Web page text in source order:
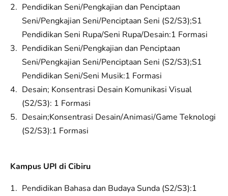
Pendidikan Seni/Pengkajian dan Penciptaan
Seni/Pengkajian Seni/Penciptaan Seni (S2/S3);S1
Pendidikan Seni Rupa/Seni Rupa/Desain:1 Formasi
Pendidikan Seni/Pengkajian dan Penciptaan
Seni/Pengkajian Seni/Penciptaan Seni (S2/S3);S1
Pendidikan Seni/Seni Musik:1 Formasi
Desain; Konsentrasi Desain Komunikasi Visual
(S2/S3): 1 Formasi
Desain;Konsentrasi Desain/Animasi/Game Teknologi
(S2/S3):1 Formasi
Kampus UPI di Cibiru
Pendidikan Bahasa dan Budaya Sunda (S2/S3):1